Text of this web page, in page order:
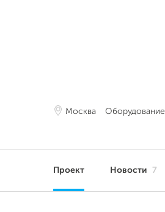
Москва Оборудование
Проект Новости 7